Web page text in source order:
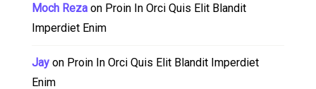
Moch Reza on Proin In Orci Quis Elit Blandit
Imperdiet Enim
Jay on Proin In Orci Quis Elit Blandit Imperdiet
Enim